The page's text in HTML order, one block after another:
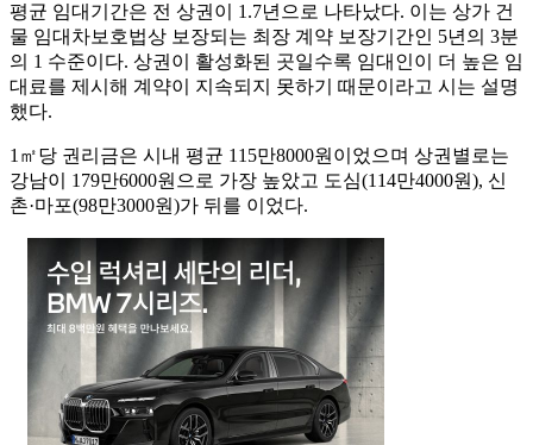
평균 임대기간은 전 상권이 1.7년으로 나타났다. 이는 상가 건
물 임대차보호법상 보장되는 최장 계약 보장기간인 5년의 3분
의 1 수준이다. 상권이 활성화된 곳일수록 임대인이 더 높은 임
대료를 제시해 계약이 지속되지 못하기 때문이라고 시는 설명
했다.
1㎡당 권리금은 시내 평균 115만8000원이었으며 상권별로는
강남이 179만6000원으로 가장 높았고 도심(114만4000원), 신
촌·마포(98만3000원)가 뒤를 이었다.